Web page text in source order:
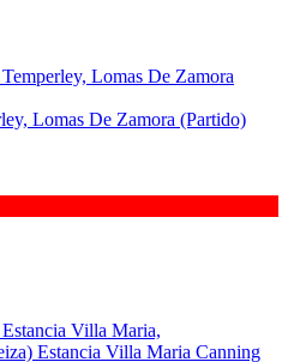
Lomas De Zamora (Partido)